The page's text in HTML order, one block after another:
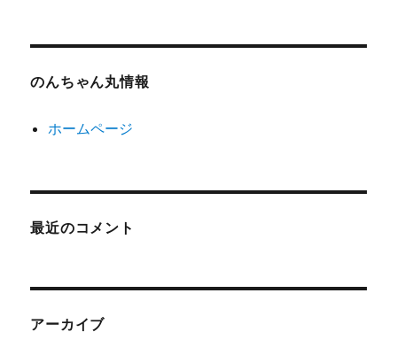
のんちゃん丸情報
ホームページ
最近のコメント
アーカイブ